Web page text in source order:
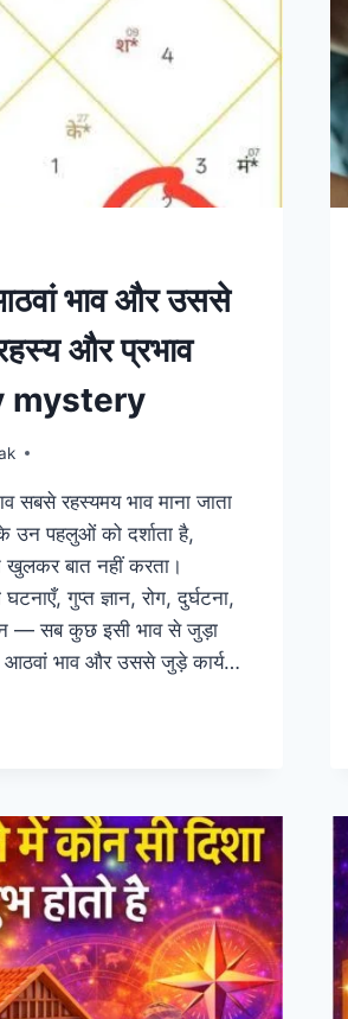
भाव और उससे
और प्रभाव
mystery
सबसे रहस्यमय भाव माना जाता
उन पहलुओं को दर्शाता है,
खुलकर बात नहीं करता।
गुप्त ज्ञान, रोग, दुर्घटना,
— सब कुछ इसी भाव से जुड़ा
आठवां भाव और उससे जुड़े कार्य…